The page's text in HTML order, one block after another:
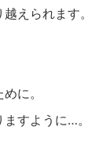
えられます。
に。
すように…。